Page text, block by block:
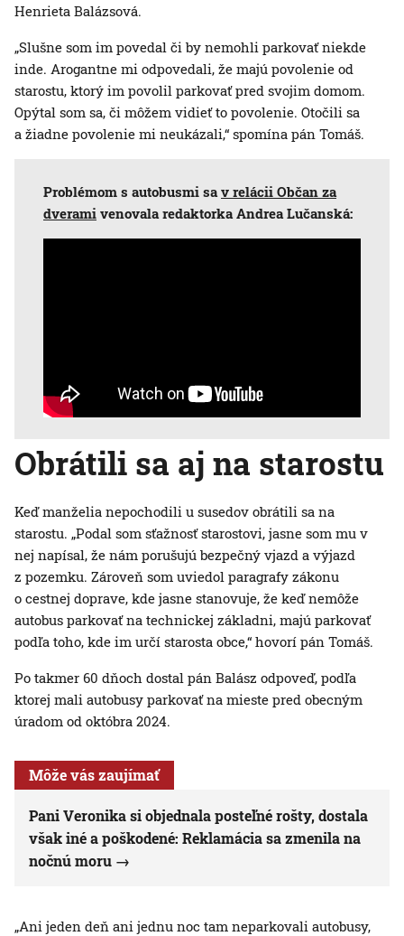
Henrieta Balázsová.
„Slušne som im povedal či by nemohli parkovať niekde
inde. Arogantne mi odpovedali, že majú povolenie od
starostu, ktorý im povolil parkovať pred svojim domom.
Opýtal som sa, či môžem vidieť to povolenie. Otočili sa
a žiadne povolenie mi neukázali,“ spomína pán Tomáš.
Problémom s autobusmi sav relácii Občan za
dverami venovala redaktorka Andrea Lučanská:
Obrátili sa aj na starostu
Keď manželia nepochodili u susedov obrátili sa na
starostu. „Podal som sťažnosť starostovi, jasne som mu v
nej napísal, že nám porušujú bezpečný vjazd a výjazd
z pozemku. Zároveň som uviedol paragrafy zákonu
o cestnej doprave, kde jasne stanovuje, že keď nemôže
autobus parkovať na technickej základni, majú parkovať
podľa toho, kde im určí starosta obce,“ hovorí pán Tomáš.
Po takmer 60 dňoch dostal pán Balász odpoveď, podľa
ktorej mali autobusy parkovať na mieste pred obecným
úradom od októbra 2024.
Môže vás zaujímať
Pani Veronika si objednala posteľné rošty, dostala
však iné a poškodené: Reklamácia sa zmenila na
nočnú moru
„Ani jeden deň ani jednu noc tam neparkovali autobusy,